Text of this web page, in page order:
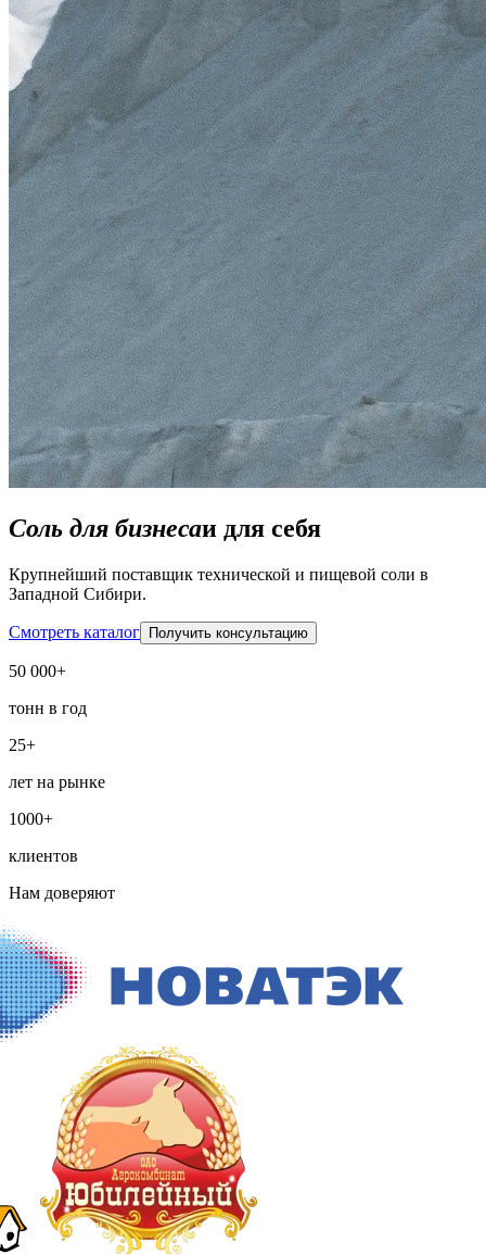
Соль для бизнесаи для себя
Крупнейший поставщик технической и пищевой соли в
Западной Сибири.
Смотреть каталог Получить консультацию
50 000+
тонн в год
25+
лет на рынке
1000+
клиентов
Нам доверяют